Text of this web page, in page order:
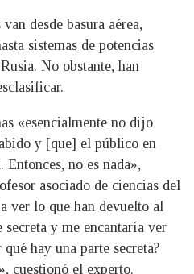
desde basura aérea,
sistemas de potencias
No obstante, han
«esencialmente no dijo
y [que] el público en
no es nada»,
asociado de ciencias del
ver lo que han devuelto al
y me encantaría ver
hay una parte secreta?
cuestionó el experto.